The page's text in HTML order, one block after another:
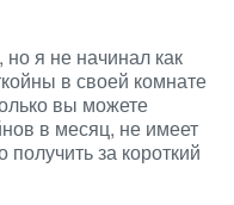
я не начинал как
в своей комнате
вы можете
в месяц, не имеет
за короткий